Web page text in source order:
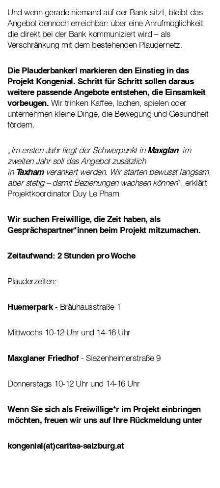
Und wenn gerade niemand auf der Bank sitzt, bleibt das
Angebot dennoch erreichbar: über eine Anrufmöglichkeit,
die direkt bei der Bank kommuniziert wird – als
Verschränkung mit dem bestehenden Plaudernetz.
Die Plauderbankerl markieren den Einstieg in das
Projekt Kongenial. Schritt für Schritt sollen daraus
weitere passende Angebote entstehen, die Einsamkeit
vorbeugen. Wir trinken Kaffee, lachen, spielen oder
unternehmen kleine Dinge, die Bewegung und Gesundheit
fördern.
„Im ersten Jahr liegt der Schwerpunkt inMaxglan, im
zweiten Jahr soll das Angebot zusätzlich
in Taxhamverankert werden. Wir starten bewusst langsam,
aber stetig – damit Beziehungen wachsen können“, erklärt
Projektkoordinator Duy Le Pham.
Wir suchen Freiwillige, die Zeit haben, als
Gesprächspartner*innen beim Projekt mitzumachen.
Zeitaufwand: 2 Stunden pro Woche
Plauderzeiten:
Huemerpark- Bräuhausstraße 1
Mittwochs 10-12 Uhr und 14-16 Uhr
Maxglaner Friedhof- Siezenheimerstraße 9
Donnerstags 10-12 Uhr und 14-16 Uhr
Wenn Sie sich als Freiwillige*r im Projekt einbringen
möchten, freuen wir uns auf Ihre Rückmeldung unter
kongenial(at)caritas-salzburg.at